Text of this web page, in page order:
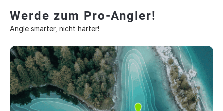
Werde zum Pro-Angler!
Angle smarter, nicht härter!